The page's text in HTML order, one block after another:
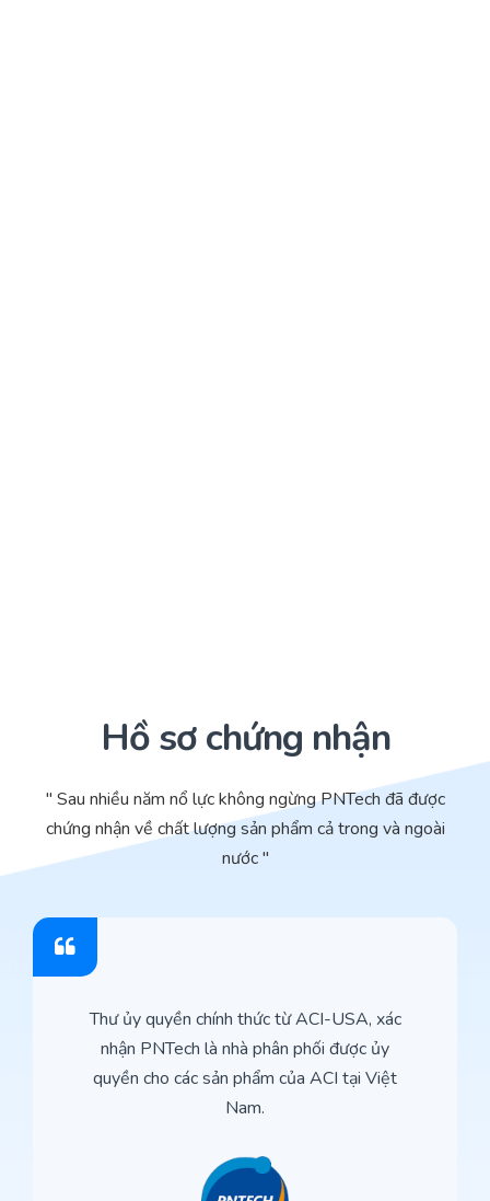
Hồ sơ chứng nhận
" Sau nhiều năm nổ lực không ngừng PNTech đã được
chứng nhận về chất lượng sản phẩm cả trong và ngoài
nước "
Thư ủy quyền chính thức từ ACI-USA, xác
nhận PNTech là nhà phân phối được ủy
quyền cho các sản phẩm của ACI tại Việt
Nam.